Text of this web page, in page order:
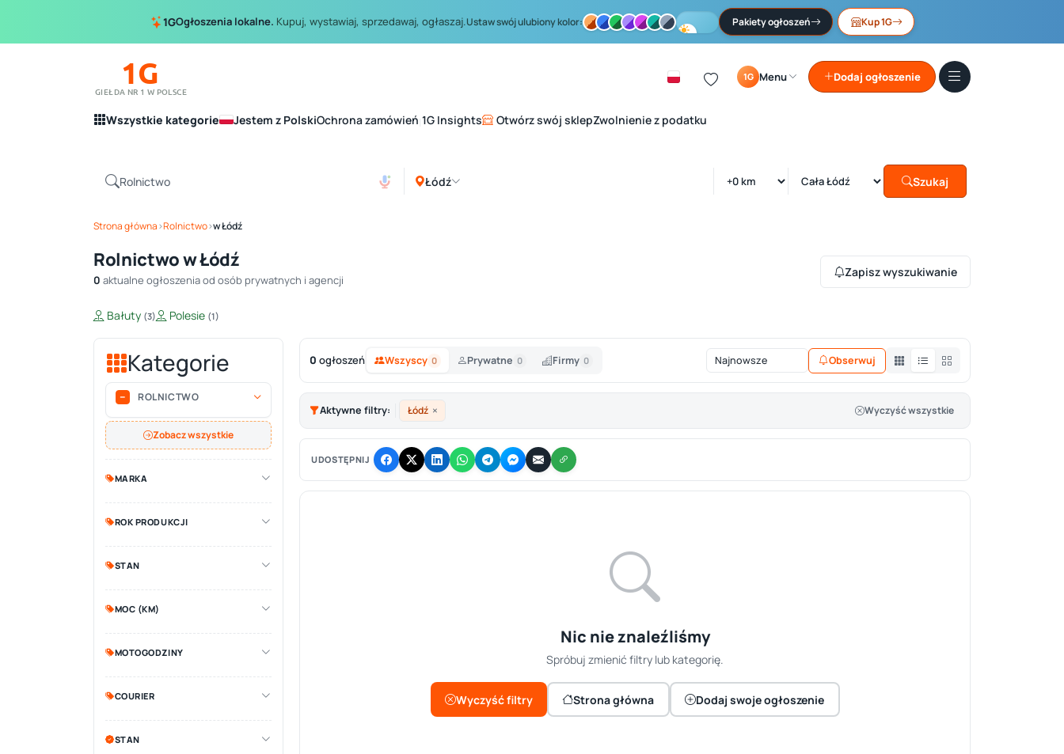
1GOgłoszenia lokalne. Kupuj, wystawiaj, sprzedawaj, ogłaszaj.Ustaw swój ulubiony kolor: Pakiety ogłoszeń Kup 1G
1G
GIEŁDA NR 1 W POLSCE
1G Menu Dodaj ogłoszenie
Wszystkie kategorie Jestem z PolskiOchrona zamówień 1G Insights Otwórz swój sklepZwolnienie z podatku
Łódź Szukaj
Strona główna›Rolnictwo›w Łódź
Rolnictwo w Łódź
0 aktualne ogłoszenia od osób prywatnych i agencji
Zapisz wyszukiwanie
Bałuty (3) Polesie (1)
Kategorie
ROLNICTWO
Zobacz wszystkie
MARKA
ROK PRODUKCJI
STAN
MOC (KM)
MOTOGODZINY
COURIER
STAN
0 ogłoszeń Wszyscy 0 Prywatne 0 Firmy 0 Obserwuj
Aktywne filtry: Łódź × Wyczyść wszystkie
UDOSTĘPNIJ
Nic nie znaleźliśmy
Spróbuj zmienić filtry lub kategorię.
Wyczyść filtry Strona główna Dodaj swoje ogłoszenie